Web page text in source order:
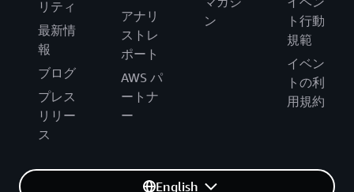
リティ
最新情
報
ブログ
プレス
リリー
ス
アナリ
ストレ
ポート
AWS パ
ートナ
ー
ン
ト行動
規範
イベン
トの利
用規約
English